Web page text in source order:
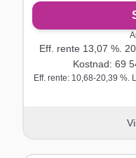
Eff. rente 13,07 %.
Kostnad: 69
Eff. rente: 10,68-20,39 %.